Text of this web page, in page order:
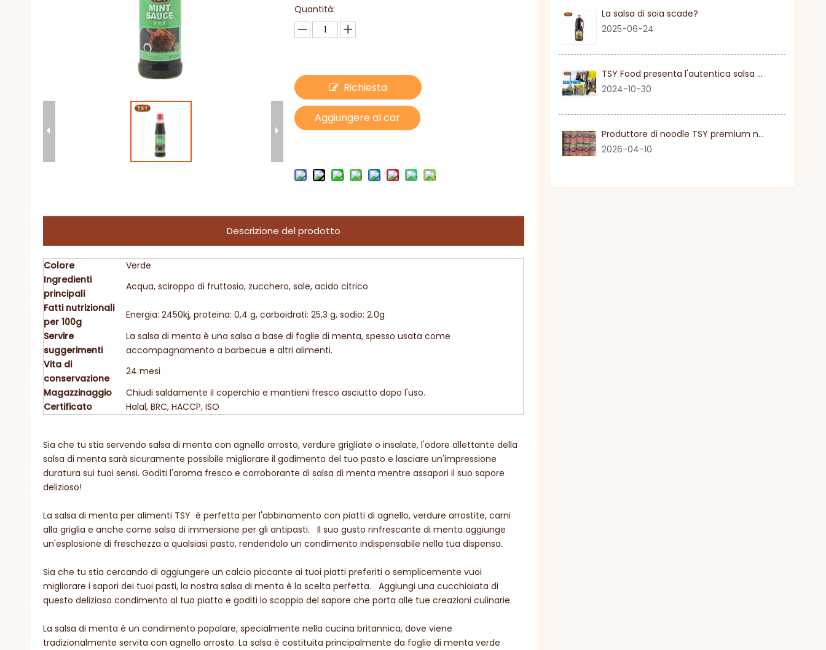
Quantità:
Richiesta
Aggiungere al car
Descrizione del prodotto
Colore
Verde
Ingredienti
principali
Acqua, sciroppo di fruttosio, zucchero, sale, acido citrico
Fatti nutrizionali
per 100g
Energia: 2450kj, proteina: 0,4 g, carboidrati: 25,3 g, sodio: 2.0g
Servire
suggerimenti
La salsa di menta è una salsa a base di foglie di menta, spesso usata come
accompagnamento a barbecue e altri alimenti.
Vita di
conservazione
24 mesi
Magazzinaggio
Chiudi saldamente il coperchio e mantieni fresco asciutto dopo l'uso.
Certificato
Halal, BRC, HACCP, ISO
Sia che tu stia servendo salsa di menta con agnello arrosto, verdure grigliate o insalate, l'odore allettante della
salsa di menta sarà sicuramente possibile migliorare il godimento del tuo pasto e lasciare un'impressione
duratura sui tuoi sensi. Goditi l'aroma fresco e corroborante di salsa di menta mentre assapori il suo sapore
delizioso!
La salsa di menta per alimenti TSY è perfetta per l'abbinamento con piatti di agnello, verdure arrostite, carni
alla griglia e anche come salsa di immersione per gli antipasti. Il suo gusto rinfrescante di menta aggiunge
un'esplosione di freschezza a qualsiasi pasto, rendendolo un condimento indispensabile nella tua dispensa.
Sia che tu stia cercando di aggiungere un calcio piccante ai tuoi piatti preferiti o semplicemente vuoi
migliorare i sapori dei tuoi pasti, la nostra salsa di menta è la scelta perfetta. Aggiungi una cucchiaiata di
questo delizioso condimento al tuo piatto e goditi lo scoppio del sapore che porta alle tue creazioni culinarie.
La salsa di menta è un condimento popolare, specialmente nella cucina britannica, dove viene
tradizionalmente servita con agnello arrosto. La salsa è costituita principalmente da foglie di menta verde
La salsa di soia scade?
2025-06-24
TSY Food presenta l'autentica salsa di soia al SIAL PARIGI 2024
2024-10-30
Produttore di noodle TSY premium nel Guangdong
2026-04-10